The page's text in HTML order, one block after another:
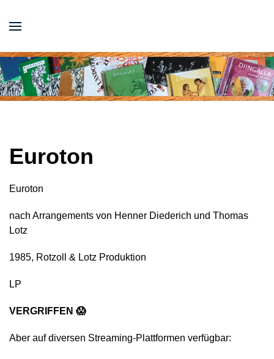
Euroton
Euroton
nach Arrangements von Henner Diederich und Thomas
Lotz
1985, Rotzoll & Lotz Produktion
LP
VERGRIFFEN 😱
Aber auf diversen Streaming-Plattformen verfügbar: